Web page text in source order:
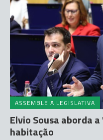
ASSEMBLEIA LEGISLATIVA
Elvio Sousa aborda
habitação